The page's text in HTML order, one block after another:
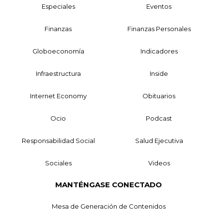
Especiales Eventos
Finanzas Finanzas Personales
Globoeconomía Indicadores
Infraestructura Inside
Internet Economy Obituarios
Ocio Podcast
Responsabilidad Social Salud Ejecutiva
Sociales Videos
MANTÉNGASE CONECTADO
Mesa de Generación de Contenidos